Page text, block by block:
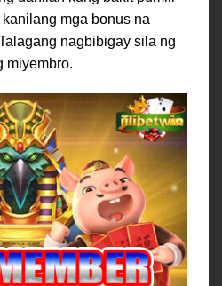
mga bonus na
nagbibigay sila ng
miyembro.